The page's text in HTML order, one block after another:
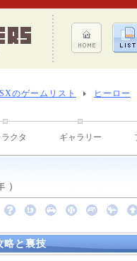
のゲームリスト ヒーロー
クタ ギャラリー
）
略と裏技